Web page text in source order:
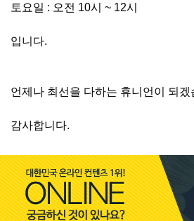
토요일 : 오전 10시 ~ 12시
입니다.
언제나 최선을 다하는 휴니언이 되겠
감사합니다.